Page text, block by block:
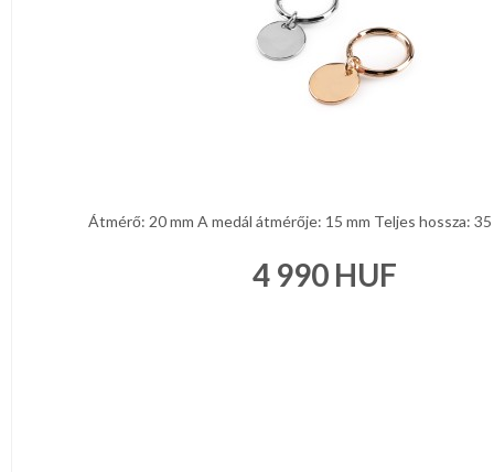
Átmérő: 20 mm A medál átmérője: 15 mm Teljes hossza: 35
4 990 HUF